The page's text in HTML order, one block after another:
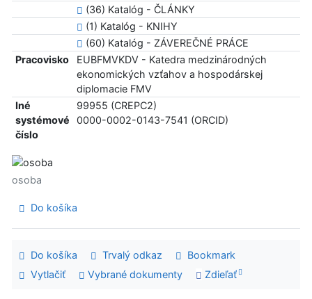
(36) Katalóg - ČLÁNKY
(1) Katalóg - KNIHY
(60) Katalóg - ZÁVEREČNÉ PRÁCE
Pracovisko
EUBFMVKDV - Katedra medzinárodných
ekonomických vzťahov a hospodárskej
diplomacie FMV
Iné
systémové
číslo
99955 (CREPC2)
0000-0002-0143-7541 (ORCID)
osoba
Do košíka
Do košíka Trvalý odkaz
Bookmark
Vytlačiť
Vybrané dokumenty Zdieľať